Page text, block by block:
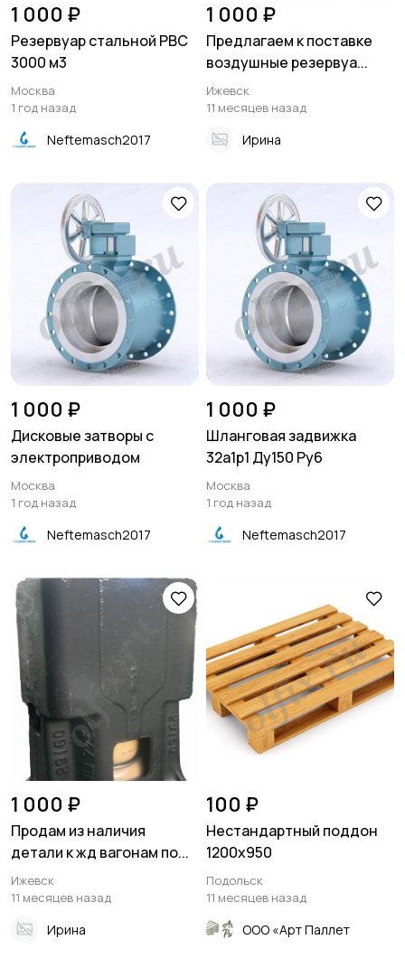
1 000 ₽
Резервуар стальной РВС
3000 м3
Москва
1 год назад
Neftemasch2017
1 000 ₽
Предлагаем к поставке
воздушные резервуа...
Ижевск
11 месяцев назад
Ирина
1 000 ₽
Дисковые затворы с
электроприводом
Москва
1 год назад
Neftemasch2017
1 000 ₽
Шланговая задвижка
32а1р1 Ду150 Ру6
Москва
1 год назад
Neftemasch2017
1 000 ₽
Продам из наличия
детали к жд вагонам по...
Ижевск
11 месяцев назад
Ирина
100 ₽
Нестандартный поддон
1200х950
Подольск
11 месяцев назад
ООО «Арт Паллет